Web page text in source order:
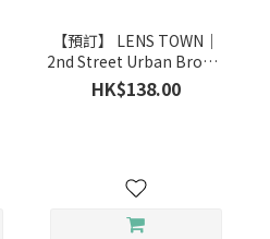
【預訂】 LENS TOWN｜
2nd Street Urban Brown
(日拋)
HK$138.00